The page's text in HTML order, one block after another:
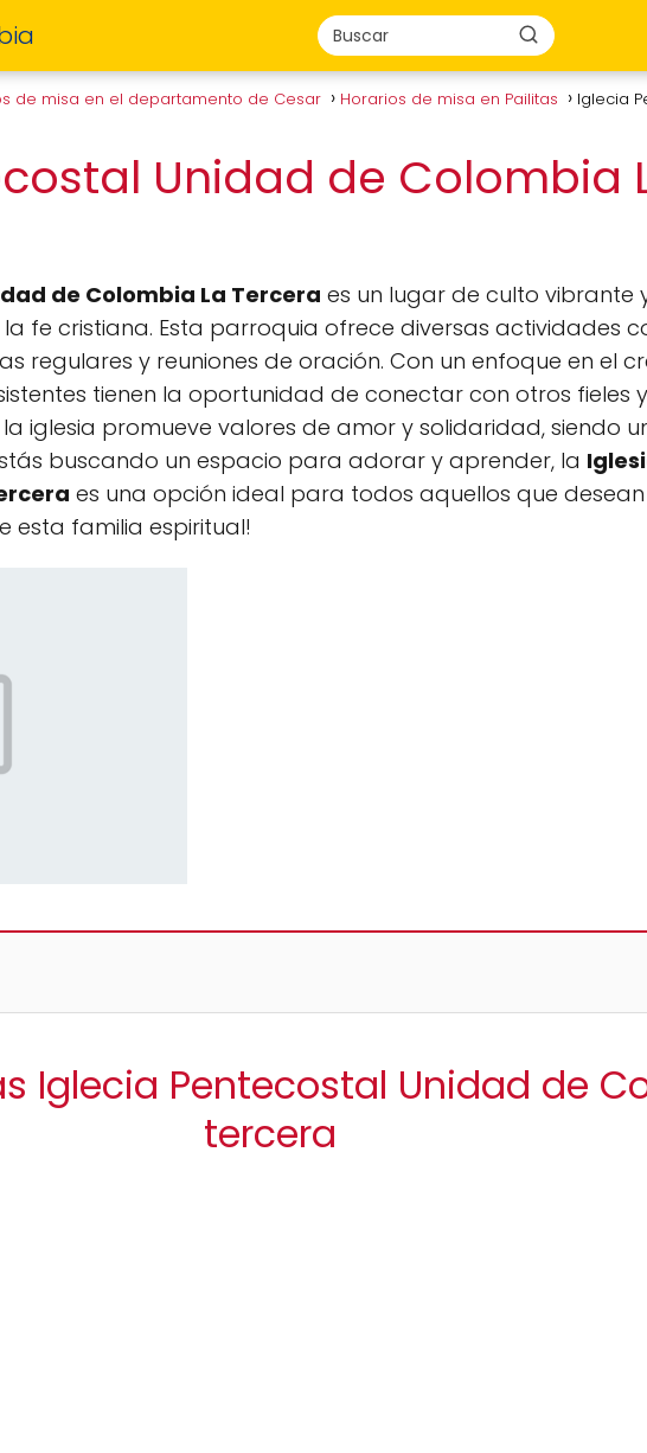
de misa en el departamento de Cesar Horarios de misa en Pailitas
Iglecia
Unidad de Colombia
de Colombia La Tercera es un lugar de culto vibrante
fe cristiana. Esta parroquia ofrece diversas actividades
regulares y reuniones de oración. Con un enfoque en el
tienen la oportunidad de conectar con otros fieles
la iglesia promueve valores de amor y solidaridad, siendo
buscando un espacio para adorar y aprender, la
es una opción ideal para todos aquellos que
esta familia espiritual!
Iglecia Pentecostal Unidad de
tercera